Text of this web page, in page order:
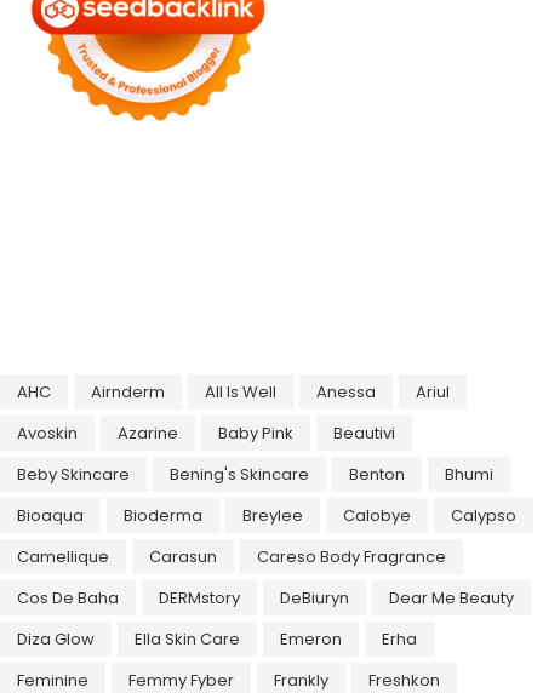
AHC Airnderm All Is Well Anessa
Ariul
Avoskin
Azarine Baby Pink
Beautivi
Beby Skincare
Bening's Skincare Benton
Bhumi
Bioaqua
Bioderma Breylee Calobye
Calypso
Camellique
Carasun
Careso Body Fragrance
Cos De Baha
DERMstory DeBiuryn
Dear Me Beauty
Diza Glow
Ella Skin Care Emeron
Erha
Feminine
Femmy Fyber Frankly Freshkon